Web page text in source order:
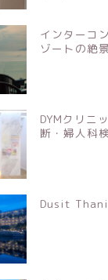
インターコ
ゾートの絶
DYMクリニ
断・婦人科
Dusit